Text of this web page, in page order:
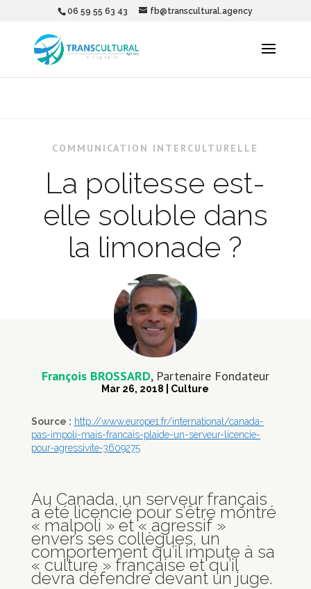
06 59 55 63 43 fb@transcultural.agency
COMMUNICATION INTERCULTURELLE
La politesse est-
elle soluble dans
la limonade ?
François BROSSARD, Partenaire Fondateur
Mar 26, 2018 Culture
Source : http://www.europe1.fr/international/canada-
pas-impoli-mais-francais-plaide-un-serveur-licencie-
pour-agressivite-3609275
Au Canada, un serveur français
a été licencié pour s’être montré
« malpoli » et « agressif »
envers ses collègues, un
comportement qu’il impute à sa
« culture » française et qu’il
devra défendre devant un juge.